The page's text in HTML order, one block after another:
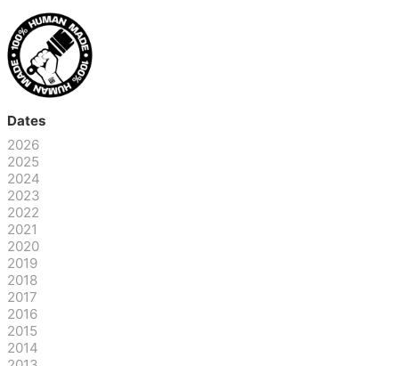
Dates
2026
2025
2024
2023
2022
2021
2020
2019
2018
2017
2016
2015
2014